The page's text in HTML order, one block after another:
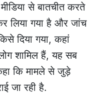
से बातचीत करते
लिया गया है और जांच
दिया गया, कहां
शामिल हैं, यह सब
कि मामले से जुड़े
जा रही है.